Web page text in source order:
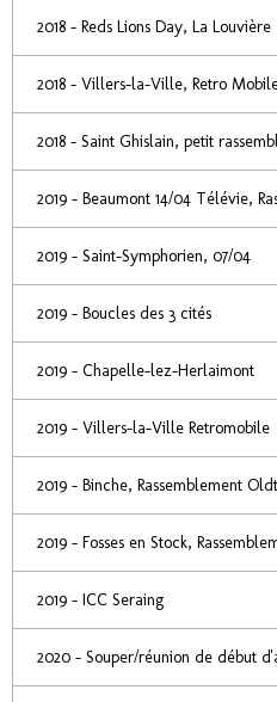
2018 - Reds Lions Day, La Louvière
2018 - Villers-la-Ville, Retro
2018 - Saint Ghislain, petit
2019 - Beaumont 14/04 Télévie,
2019 - Saint-Symphorien, 07/04
2019 - Boucles des 3 cités
2019 - Chapelle-lez-Herlaimont
2019 - Villers-la-Ville Retromobile
2019 - Binche, Rassemblement
2019 - Fosses en Stock,
2019 - ICC Seraing
2020 - Souper/réunion de début